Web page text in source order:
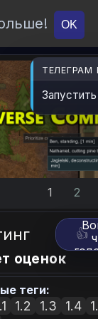
OK
1 2
👍
оценок
теги:
1.2 1.3 1.4
ТЕЛЕГРАМ
Запустить